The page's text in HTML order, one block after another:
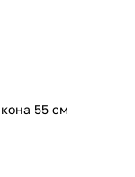
55 см